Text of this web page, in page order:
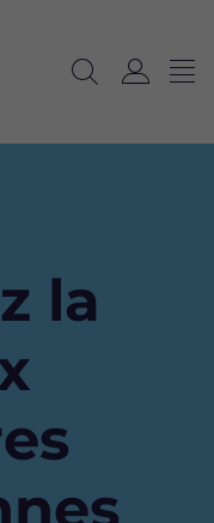
recherche
n
la